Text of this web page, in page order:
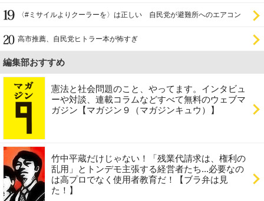
〈#ミサイルよりクーラーを〉は正しい 自民党が避難所へのエアコン
高市推薦、自民党ヒトラー本が怖すぎ
編集部おすすめ
憲法と社会問題のこと、やってます。インタビュ
ーや対談、連載コラムなどすべて無料のウェブマ
ガジン【マガジン９（マガジンキュウ）】
竹中平蔵だけじゃない！「残業代請求は、権利の
乱用」とトンデモ主張する経営者たち...必要なの
は高プロでなく使用者教育だ！【ブラ弁は見
た！】